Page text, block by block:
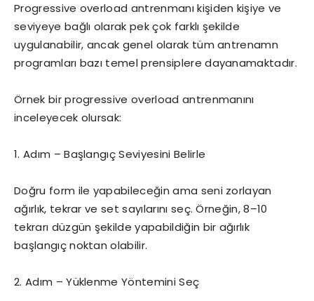
Progressive overload antrenmanı kişiden kişiye ve
seviyeye bağlı olarak pek çok farklı şekilde
uygulanabilir, ancak genel olarak tüm antrenamn
programları bazı temel prensiplere dayanamaktadır.
Örnek bir progressive overload antrenmanını
inceleyecek olursak:
1. Adım – Başlangıç Seviyesini Belirle
Doğru form ile yapabileceğin ama seni zorlayan
ağırlık, tekrar ve set sayılarını seç. Örneğin, 8–10
tekrarı düzgün şekilde yapabildiğin bir ağırlık
başlangıç noktan olabilir.
2. Adım – Yüklenme Yöntemini Seç